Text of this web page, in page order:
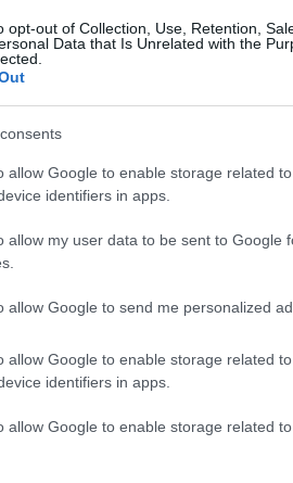
opt-out of Collection, Use, Retention,
Data that Is Unrelated with the
allow Google to enable storage related
identifiers in apps.
allow my user data to be sent to Google
allow Google to send me personalized
allow Google to enable storage related
identifiers in apps.
allow Google to enable storage related
gazdagok, valamint -
is, így ősszel elvetve a
termeszthető.
európai piacokon. A legnagyobb
biominőségben kínálják a
piacokat
utóbbi egy évben 99 százalékkal
a hagyományos
különböztetik meg.
magas.